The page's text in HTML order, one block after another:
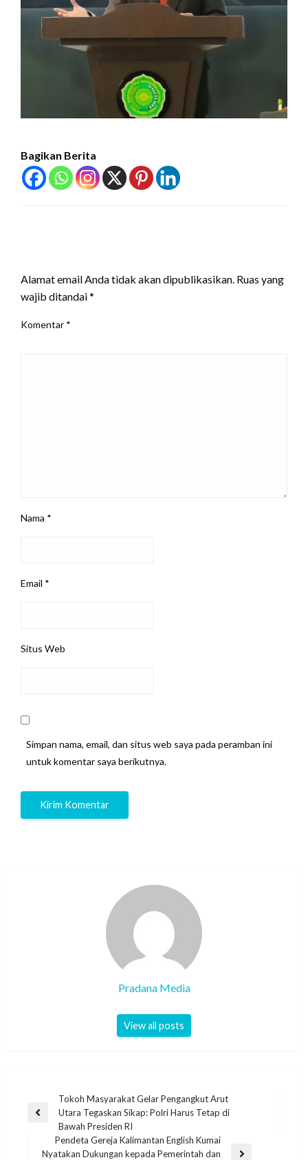
Bagikan Berita
Alamat email Anda tidak akan dipublikasikan. Ruas yang
wajib ditandai*
Komentar *
Nama *
Email *
Situs Web
Simpan nama, email, dan situs web saya pada peramban ini
untuk komentar saya berikutnya.
Pradana Media
View all posts
Tokoh Masyarakat Gelar Pengangkut Arut
Utara Tegaskan Sikap: Polri Harus Tetap di
Bawah Presiden RI
Pendeta Gereja Kalimantan English Kumai
Nyatakan Dukungan kepada Pemerintah dan